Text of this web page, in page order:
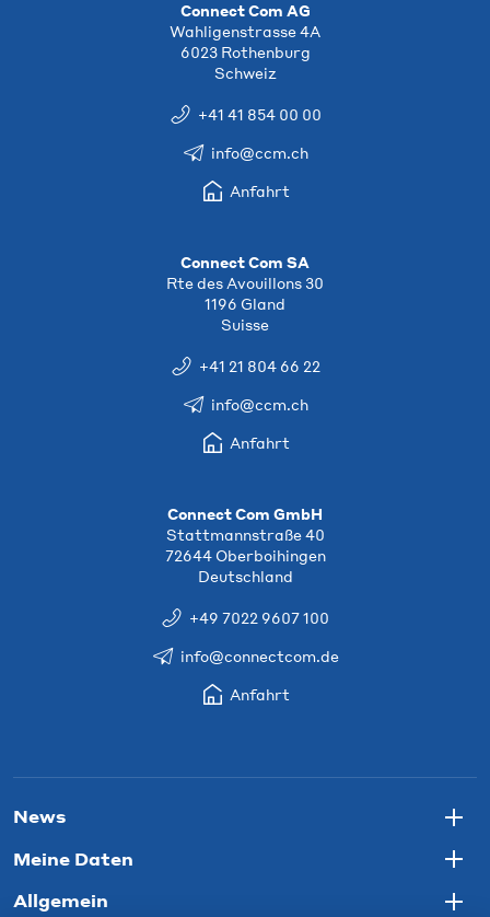
Connect Com AG
Wahligenstrasse 4A
6023 Rothenburg
Schweiz
+41 41 854 00 00
info@ccm.ch
Anfahrt
Connect Com SA
Rte des Avouillons 30
1196 Gland
Suisse
+41 21 804 66 22
info@ccm.ch
Anfahrt
Connect Com GmbH
Stattmannstraße 40
72644 Oberboihingen
Deutschland
+49 7022 9607 100
info@connectcom.de
Anfahrt
News
Meine Daten
Allgemein